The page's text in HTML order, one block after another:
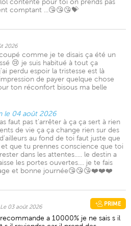
comptant ...😘😘😘💝
2026
comme je te disais ça été un
😢 je suis habitué à tout ça
perdu espoir la tristesse est là
de payer quelque chose
ton réconfort bisous ma belle
le 04 août 2026
faut pas t'arrêter à ça ça sert à rien
de vie ça ça change rien sur des
au fond de toi faut juste que
que tu prennes conscience que toi
dans les attentes..... le destin a
les portes ouvertes.... je te fais
et bonne journée😘😘😘❤️❤️❤️
Le 03 août 2026 PRIME
a 10000% je ne sais s il